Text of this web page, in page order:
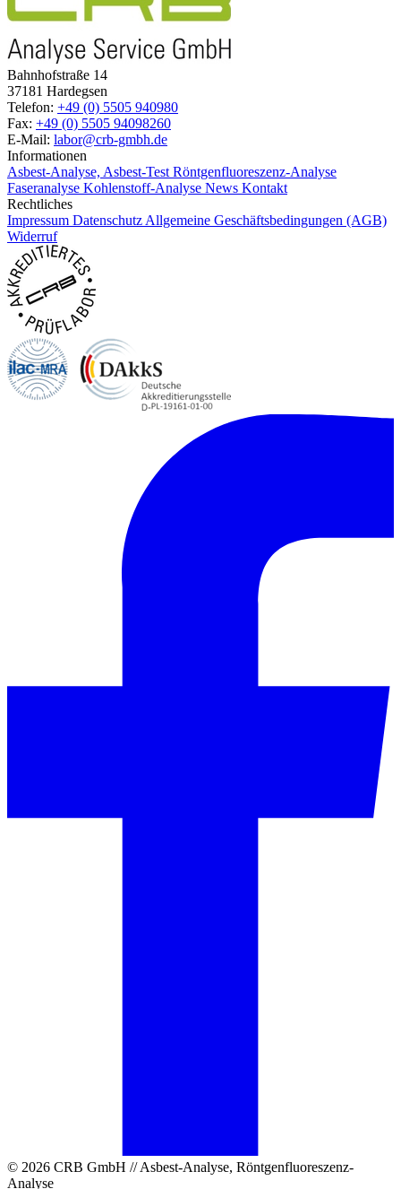
Bahnhofstraße 14
37181 Hardegsen
Telefon: +49 (0) 5505 940980
Fax: +49 (0) 5505 94098260
E-Mail: labor@crb-gmbh.de
Informationen
Asbest-Analyse, Asbest-Test Röntgenfluoreszenz-Analyse
Faseranalyse Kohlenstoff-Analyse News Kontakt
Rechtliches
Impressum Datenschutz Allgemeine Geschäftsbedingungen (AGB)
Widerruf
© 2026 CRB GmbH // Asbest-Analyse, Röntgenfluoreszenz-
Analyse